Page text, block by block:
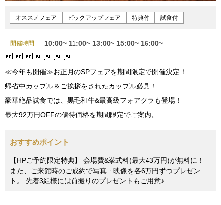
オススメフェア ピックアップフェア 特典付 試食付
開催時間 10:00~ 11:00~ 13:00~ 15:00~ 16:00~
≪今年も開催≫お正月のSPフェアを期間限定で開催決定！
帰省中カップル＆ご挨拶をされたカップル必見！
豪華絶品試食では、黒毛和牛&最高級フォアグラも登場！
最大92万円OFFの優待価格を期間限定でご案内。
おすすめポイント
【HPご予約限定特典】 会場費&挙式料(最大43万円)が無料に！
また、ご来館時のご成約で写真・映像を各6万円ずつプレゼン
ト。 先着3組様には前撮りのプレゼントもご用意♪